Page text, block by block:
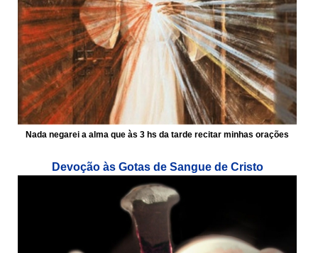
Nada negarei a alma que às 3 hs da tarde recitar minhas orações
Devoção às Gotas de Sangue de Cristo